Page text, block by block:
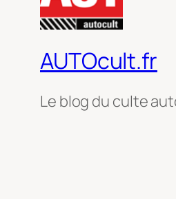
AUTOcult.fr
Le blog du culte